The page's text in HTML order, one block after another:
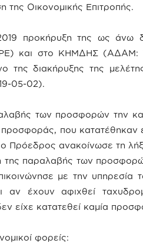
Οικονομικής Επιτροπής.
προκήρυξη της ως άνω
και στο ΚΗΜΔΗΣ (ΑΔΑΜ:
της διακήρυξης της
05-02).
των προσφορών την
που κατατέθηκαν
Πρόεδρος ανακοίνωσε τη
της παραλαβής των
με την
αν έχουν αφιχθεί
είχε κατατεθεί καμία
φορείς: